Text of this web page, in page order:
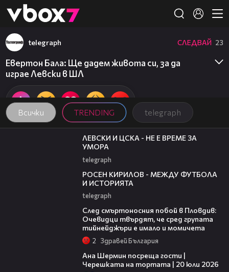
👾
Всички TRENDING telegraph
telegraph СЛЕДВАЙ 23
Евертон Бала: Ще дадем живота си, за да
играе Левски в ШЛ
31:36
ЛЕВСКИ И ЦСКА - НЕ Е ВРЕМЕ ЗА
УМОРА
telegraph
РОСЕН КИРИЛОВ - МЕЖДУ ФУТБОЛА
И ИСТОРИЯТА
telegraph
След смъртоносния побой в Пловдив:
Очевидци твърдят, че сред групата
тийнейджъри е имало и момичета
2 Здравей България
Ана Шермин посреща гости |
Черешката на тортата | 20 юли 2026